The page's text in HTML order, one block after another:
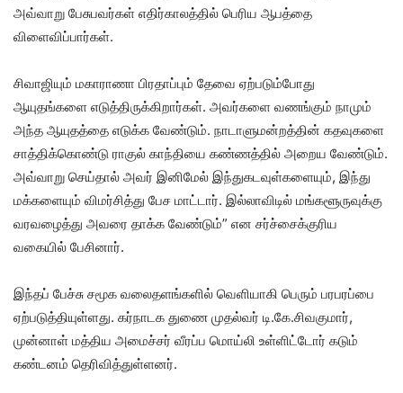
அவ்வாறு பேசுபவர்கள் எதிர்காலத்தில் பெரிய‌ ஆபத்தை
விளைவிப்பார்கள்.
சிவாஜியும் மகாராணா பிரதாப்பும் தேவை ஏற்படும்போது
ஆயுதங்களை எடுத்திருக்கிறார்கள். அவர்களை வணங்கும் நாமும்
அந்த ஆயுதத்தை எடுக்க வேண்டும். நாடாளுமன்றத்தின் கதவுகளை
சாத்திக்கொண்டு ராகுல் காந்தியை கண்ணத்தில் அறைய வேண்டும்.
அவ்வாறு செய்தால் அவர் இனிமேல் இந்துகடவுள்களையும், இந்து
மக்களையும் விமர்சித்து பேச மாட்டார். இல்லாவிடில் மங்களூருவுக்கு
வரவழைத்து அவரை தாக்க வேண்டும்” என சர்ச்சைக்குரிய
வகையில் பேசினார்.
இந்தப் பேச்சு சமூக வலைதளங்களில் வெளியாகி பெரும் பரபரப்பை
ஏற்படுத்தியுள்ளது. கர்நாடக துணை முதல்வர் டி.கே.சிவகுமார்,
முன்னாள் மத்திய அமைச்சர் வீரப்ப மொய்லி உள்ளிட்டோர் கடும்
கண்டனம் தெரிவித்துள்ளனர்.